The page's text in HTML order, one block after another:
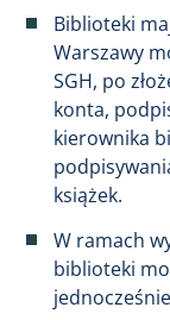
Biblioteki
Warszawy
SGH, po
konta,
kierownika
książek.
W ramach
biblioteki